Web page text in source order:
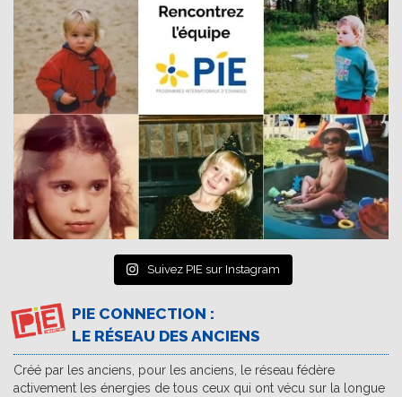
Suivez PIE sur Instagram
PIE CONNECTION :
LE RÉSEAU DES ANCIENS
Créé par les anciens, pour les anciens, le réseau fédère
activement les énergies de tous ceux qui ont vécu sur la longue